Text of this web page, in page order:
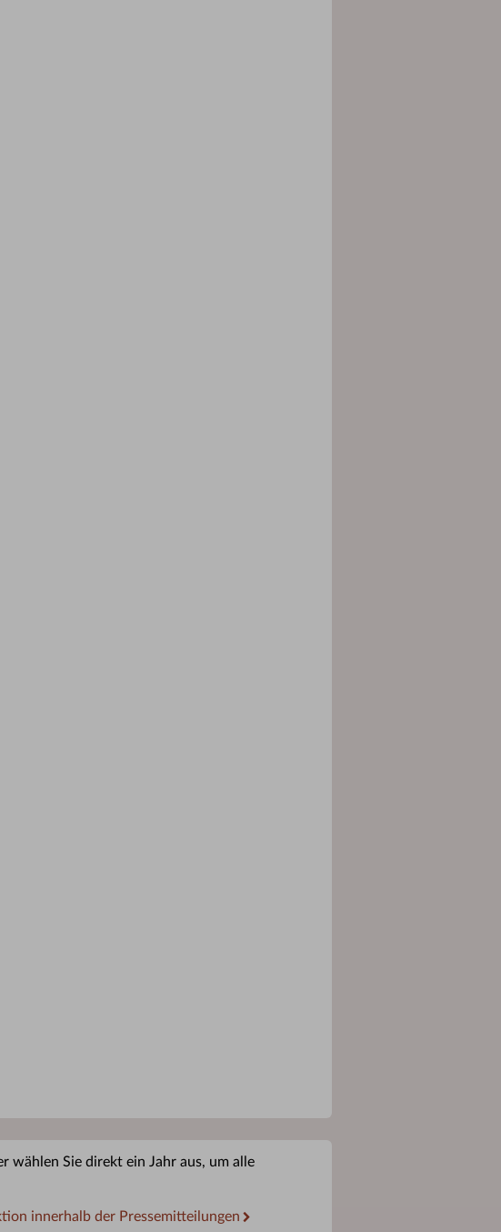
wählen Sie direkt ein Jahr aus, um alle
innerhalb der Pressemitteilungen